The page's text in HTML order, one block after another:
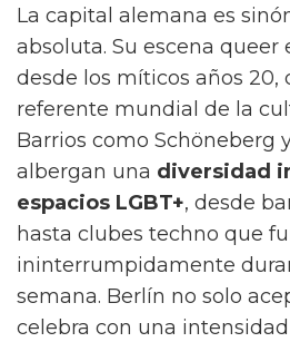
La capital alemana es
absoluta. Su escena queer
desde los míticos años 20,
referente mundial de la
Barrios como Schöneberg
albergan una diversidad
espacios LGBT+, desde
hasta clubes techno que
ininterrumpidamente
semana. Berlín no solo
celebra con una